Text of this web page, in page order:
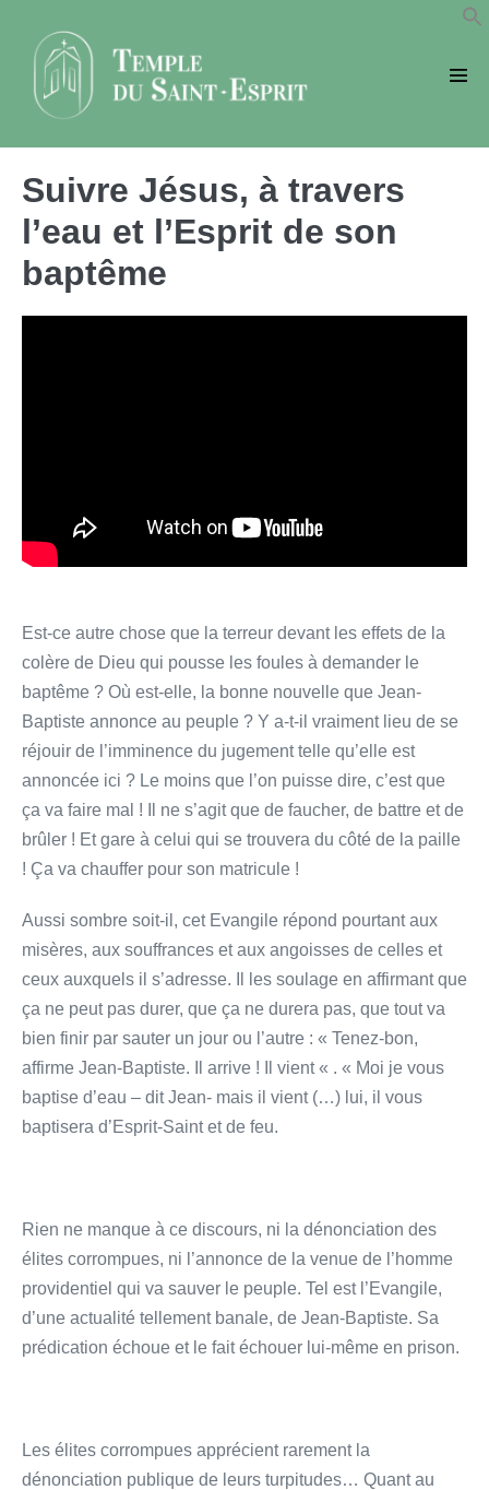
contenu
Suivre Jésus, à travers
l’eau et l’Esprit de son
baptême
Est-ce autre chose que la terreur devant les effets de la
colère de Dieu qui pousse les foules à demander le
baptême ? Où est-elle, la bonne nouvelle que Jean-
Baptiste annonce au peuple ? Y a-t-il vraiment lieu de se
réjouir de l’imminence du jugement telle qu’elle est
annoncée ici ? Le moins que l’on puisse dire, c’est que
ça va faire mal ! Il ne s’agit que de faucher, de battre et de
brûler ! Et gare à celui qui se trouvera du côté de la paille
! Ça va chauffer pour son matricule !
Aussi sombre soit-il, cet Evangile répond pourtant aux
misères, aux souffrances et aux angoisses de celles et
ceux auxquels il s’adresse. Il les soulage en affirmant que
ça ne peut pas durer, que ça ne durera pas, que tout va
bien finir par sauter un jour ou l’autre : « Tenez-bon,
affirme Jean-Baptiste. Il arrive ! Il vient « . « Moi je vous
baptise d’eau – dit Jean- mais il vient (…) lui, il vous
baptisera d’Esprit-Saint et de feu.
Rien ne manque à ce discours, ni la dénonciation des
élites corrompues, ni l’annonce de la venue de l’homme
providentiel qui va sauver le peuple. Tel est l’Evangile,
d’une actualité tellement banale, de Jean-Baptiste. Sa
prédication échoue et le fait échouer lui-même en prison.
Les élites corrompues apprécient rarement la
dénonciation publique de leurs turpitudes… Quant au